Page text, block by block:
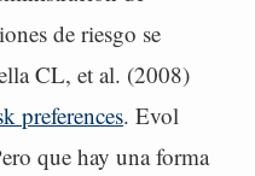
de riesgo se
CL, et al. (2008)
preferences. Evol
que hay una forma